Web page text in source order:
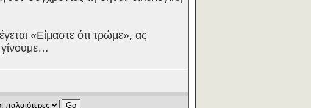
«Είμαστε ότι τρώμε», ας
γίνουμε…